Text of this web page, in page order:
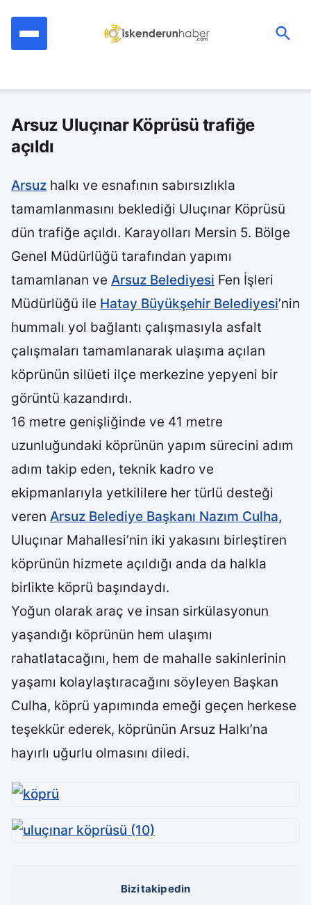
Arsuz Uluçınar Köprüsü trafiğe
açıldı
Arsuz halkı ve esnafının sabırsızlıkla
tamamlanmasını beklediği Uluçınar Köprüsü
dün trafiğe açıldı. Karayolları Mersin 5. Bölge
Genel Müdürlüğü tarafından yapımı
tamamlanan ve Arsuz Belediyesi Fen İşleri
Müdürlüğü ile Hatay Büyükşehir Belediyesi’nin
hummalı yol bağlantı çalışmasıyla asfalt
çalışmaları tamamlanarak ulaşıma açılan
köprünün silüeti ilçe merkezine yepyeni bir
görüntü kazandırdı.
16 metre genişliğinde ve 41 metre
uzunluğundaki köprünün yapım sürecini adım
adım takip eden, teknik kadro ve
ekipmanlarıyla yetkililere her türlü desteği
veren Arsuz Belediye Başkanı Nazım Culha,
Uluçınar Mahallesi’nin iki yakasını birleştiren
köprünün hizmete açıldığı anda da halkla
birlikte köprü başındaydı.
Yoğun olarak araç ve insan sirkülasyonun
yaşandığı köprünün hem ulaşımı
rahatlatacağını, hem de mahalle sakinlerinin
yaşamı kolaylaştıracağını söyleyen Başkan
Culha, köprü yapımında emeği geçen herkese
teşekkür ederek, köprünün Arsuz Halkı’na
hayırlı uğurlu olmasını diledi.
Bizi takip edin